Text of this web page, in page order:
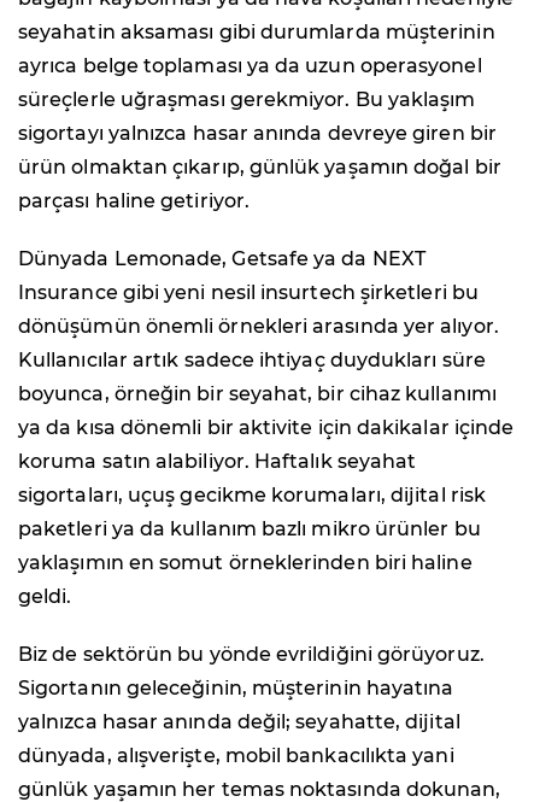
seyahatin aksaması gibi durumlarda müşterinin
ayrıca belge toplaması ya da uzun operasyonel
süreçlerle uğraşması gerekmiyor. Bu yaklaşım
sigortayı yalnızca hasar anında devreye giren bir
ürün olmaktan çıkarıp, günlük yaşamın doğal bir
parçası haline getiriyor.
Dünyada Lemonade, Getsafe ya da NEXT
Insurance gibi yeni nesil insurtech şirketleri bu
dönüşümün önemli örnekleri arasında yer alıyor.
Kullanıcılar artık sadece ihtiyaç duydukları süre
boyunca, örneğin bir seyahat, bir cihaz kullanımı
ya da kısa dönemli bir aktivite için dakikalar içinde
koruma satın alabiliyor. Haftalık seyahat
sigortaları, uçuş gecikme korumaları, dijital risk
paketleri ya da kullanım bazlı mikro ürünler bu
yaklaşımın en somut örneklerinden biri haline
geldi.
Biz de sektörün bu yönde evrildiğini görüyoruz.
Sigortanın geleceğinin, müşterinin hayatına
yalnızca hasar anında değil; seyahatte, dijital
dünyada, alışverişte, mobil bankacılıkta yani
günlük yaşamın her temas noktasında dokunan,